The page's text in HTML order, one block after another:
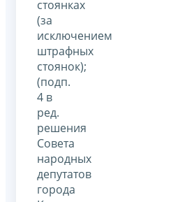
стоянках
(за
исключением
штрафных
стоянок);
(подп.
4 в
ред.
решения
Совета
народных
депутатов
города